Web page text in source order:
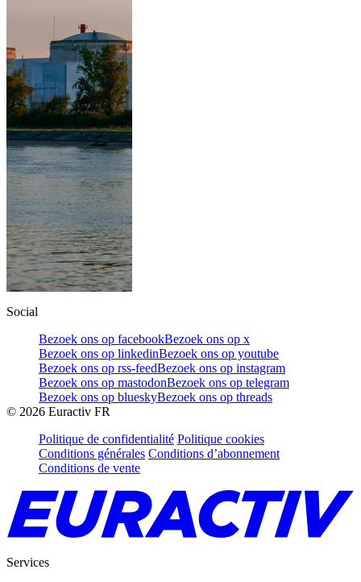
Social
Bezoek ons op facebookBezoek ons op x
Bezoek ons op linkedinBezoek ons op youtube
Bezoek ons op rss-feedBezoek ons op instagram
Bezoek ons op mastodonBezoek ons op telegram
Bezoek ons op blueskyBezoek ons op threads
© 2026 Euractiv FR
Politique de confidentialité Politique cookies
Conditions générales Conditions d’abonnement
Conditions de vente
Services